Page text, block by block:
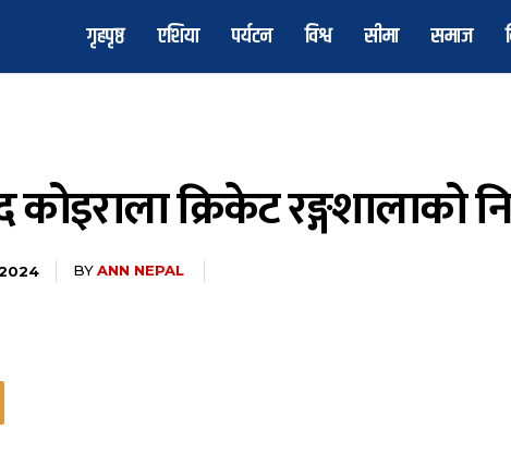
गृहपृष्ठ एशिया पर्यटन विश्व सीमा समाज
कोइराला क्रिकेट रङ्गशालाको
BYANN NEPAL